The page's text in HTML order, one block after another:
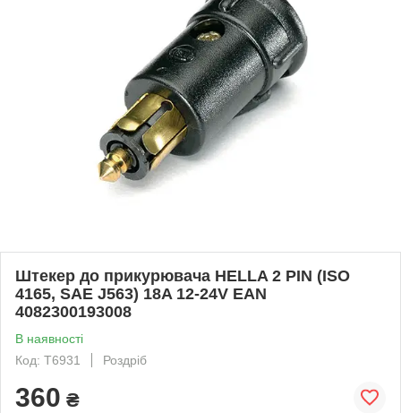
Штекер до прикурювача HELLA 2 PIN (ISO
4165, SAE J563) 18A 12-24V EAN
4082300193008
В наявності
Код: T6931
Роздріб
360 ₴